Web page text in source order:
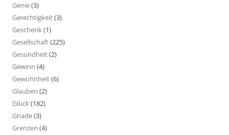
Genie(3)
Gerechtigkeit(3)
Geschenk(1)
Gesellschaft(225)
Gesundheit(2)
Gewinn (4)
Gewohnheit(6)
Glauben (2)
Glück(182)
Gnade(3)
Grenzen (4)